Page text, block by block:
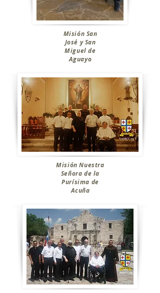
Misión San
José y San
Miguel de
Aguayo
Misión Nuestra
Señora de la
Purísima de
Acuña